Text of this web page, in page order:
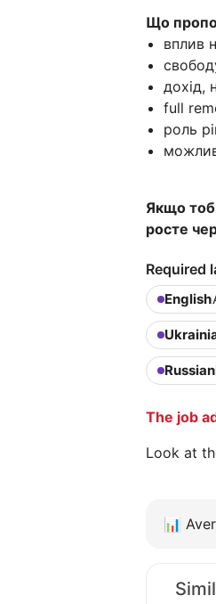
Що
вплив
дохід,
full
роль
Якщо
росте
Required
English
Russian
The job
Look at
📊